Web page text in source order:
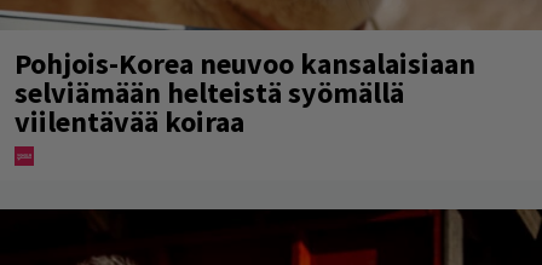
Pohjois-Korea neuvoo kansalaisiaan
selviämään helteistä syömällä
viilentävää koiraa